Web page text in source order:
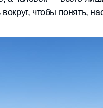
чтобы понять,